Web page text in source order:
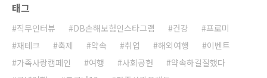
태그
직무인터뷰 DB손해보험인스타그램 건강
프로미
재테크
축제 약속 취업 해외여행
이벤트
가족사랑캠페인
여행 사회공헌
약속하길잘했다